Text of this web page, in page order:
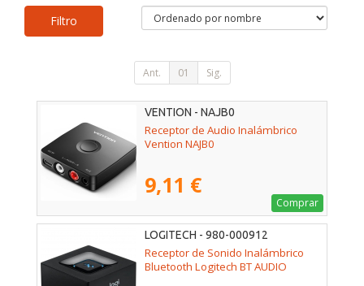
Filtro
Ant. 01 Sig.
VENTION - NAJB0
Receptor de Audio Inalámbrico
Vention NAJB0
9,11 €
Comprar
LOGITECH - 980-000912
Receptor de Sonido Inalámbrico
Bluetooth Logitech BT AUDIO